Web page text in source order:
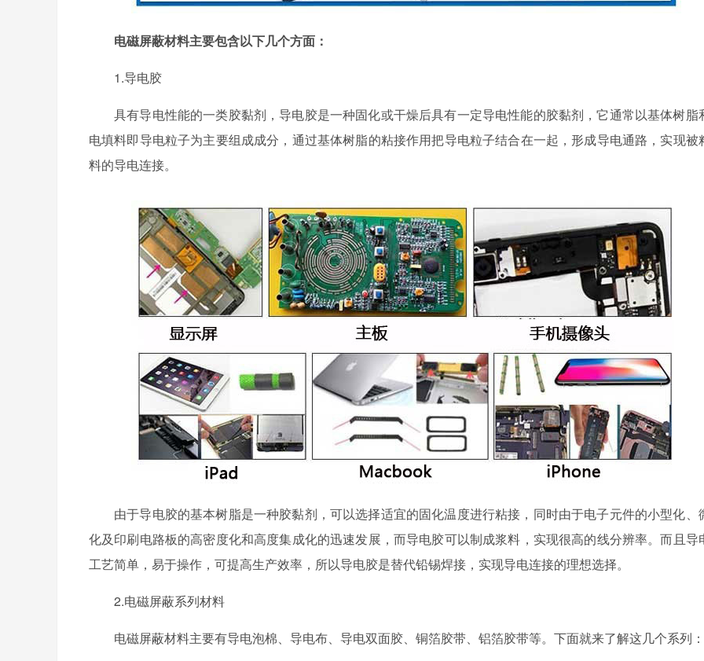
电磁屏蔽材料主要包含以下几个方面：
1.导电胶
具有导电性能的一类胶黏剂，导电胶是一种固化或干燥后具有一定导电性能的胶黏剂，它通常以基体树脂
电填料即导电粒子为主要组成成分，通过基体树脂的粘接作用把导电粒子结合在一起，形成导电通路，实现被
料的导电连接。
由于导电胶的基本树脂是一种胶黏剂，可以选择适宜的固化温度进行粘接，同时由于电子元件的小型化、
化及印刷电路板的高密度化和高度集成化的迅速发展，而导电胶可以制成浆料，实现很高的线分辨率。而且导
工艺简单，易于操作，可提高生产效率，所以导电胶是替代铅锡焊接，实现导电连接的理想选择。
2.电磁屏蔽系列材料
电磁屏蔽材料主要有导电泡棉、导电布、导电双面胶、铜箔胶带、铝箔胶带等。下面就来了解这几个系列：